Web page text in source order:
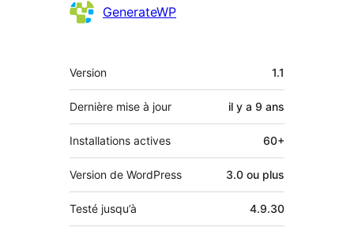
GenerateWP
Méta
Version 1.1
Dernière mise à jour il y a 9 ans
Installations actives 60+
Version de WordPress 3.0 ou plus
Testé jusqu’à 4.9.30